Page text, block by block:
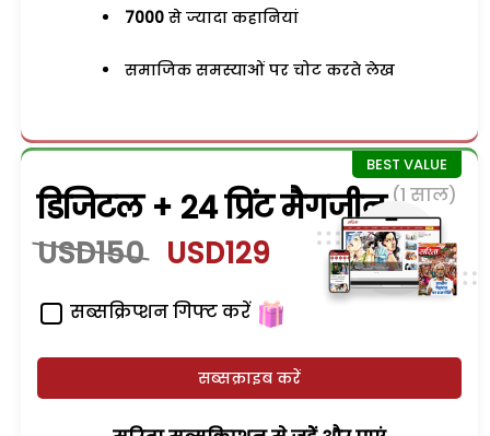
7000 से ज्यादा कहानियां
समाजिक समस्याओं पर चोट करते लेख
डिजिटल + 24 प्रिंट मैगजीन (1 साल)
USD150 USD129
सब्सक्रिप्शन गिफ्ट करें
सब्सक्राइब करें